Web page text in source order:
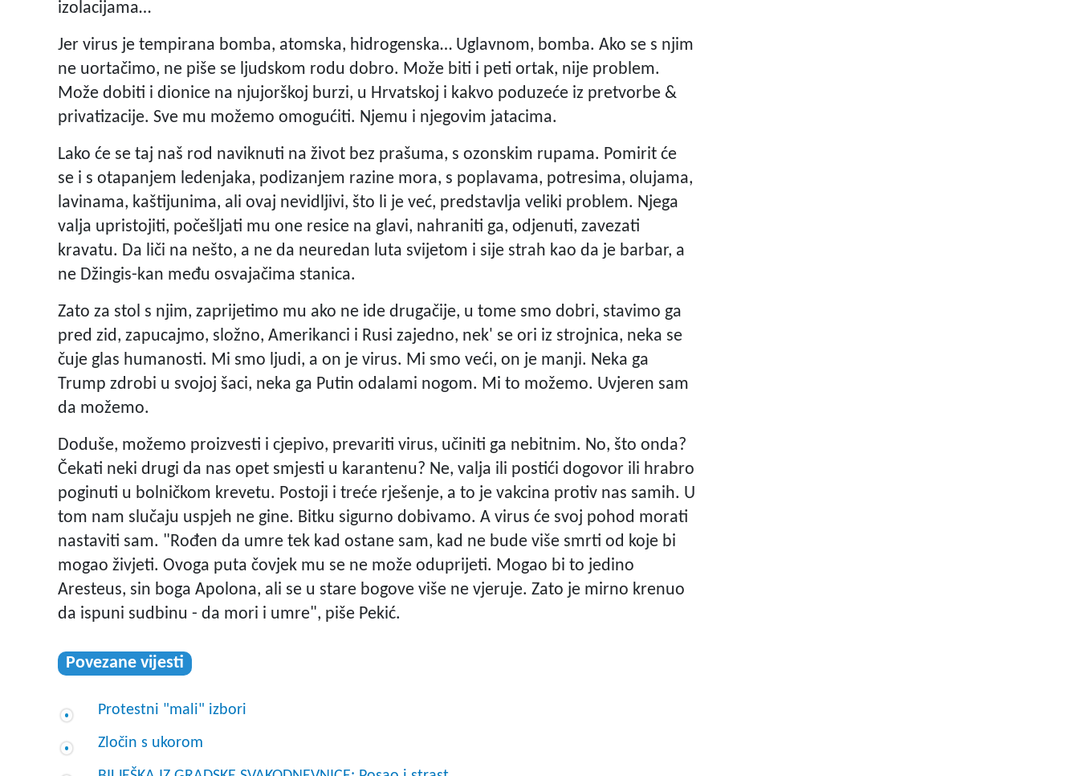
izolacijama…
Jer virus je tempirana bomba, atomska, hidrogenska… Uglavnom, bomba. Ako se s njim
ne uortačimo, ne piše se ljudskom rodu dobro. Može biti i peti ortak, nije problem.
Može dobiti i dionice na njujorškoj burzi, u Hrvatskoj i kakvo poduzeće iz pretvorbe &
privatizacije. Sve mu možemo omogućiti. Njemu i njegovim jatacima.
Lako će se taj naš rod naviknuti na život bez prašuma, s ozonskim rupama. Pomirit će
se i s otapanjem ledenjaka, podizanjem razine mora, s poplavama, potresima, olujama,
lavinama, kaštijunima, ali ovaj nevidljivi, što li je već, predstavlja veliki problem. Njega
valja upristojiti, počešljati mu one resice na glavi, nahraniti ga, odjenuti, zavezati
kravatu. Da liči na nešto, a ne da neuredan luta svijetom i sije strah kao da je barbar, a
ne Džingis-kan među osvajačima stanica.
Zato za stol s njim, zaprijetimo mu ako ne ide drugačije, u tome smo dobri, stavimo ga
pred zid, zapucajmo, složno, Amerikanci i Rusi zajedno, nek' se ori iz strojnica, neka se
čuje glas humanosti. Mi smo ljudi, a on je virus. Mi smo veći, on je manji. Neka ga
Trump zdrobi u svojoj šaci, neka ga Putin odalami nogom. Mi to možemo. Uvjeren sam
da možemo.
Doduše, možemo proizvesti i cjepivo, prevariti virus, učiniti ga nebitnim. No, što onda?
Čekati neki drugi da nas opet smjesti u karantenu? Ne, valja ili postići dogovor ili hrabro
poginuti u bolničkom krevetu. Postoji i treće rješenje, a to je vakcina protiv nas samih. U
tom nam slučaju uspjeh ne gine. Bitku sigurno dobivamo. A virus će svoj pohod morati
nastaviti sam. "Rođen da umre tek kad ostane sam, kad ne bude više smrti od koje bi
mogao živjeti. Ovoga puta čovjek mu se ne može oduprijeti. Mogao bi to jedino
Aresteus, sin boga Apolona, ali se u stare bogove više ne vjeruje. Zato je mirno krenuo
da ispuni sudbinu - da mori i umre", piše Pekić.
Povezane vijesti
Protestni "mali" izbori
Zločin s ukorom